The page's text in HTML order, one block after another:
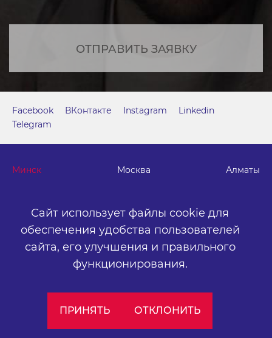
ОТПРАВИТЬ ЗАЯВКУ
Сайт использует файлы cookie для
обеспечения удобства пользователей
сайта, его улучшения и правильного
функционирования.
ПРИНЯТЬ ОТКЛОНИТЬ
Минск Москва Алматы
г. Минск, м. "Парк Челюскинцев", бизнес-центр "Time"
ул. Толбухина, 2, эт. 5. ООО «Артокс Медиа», УНП
191445164
+375 (17) 388-72-73
info@artox-media.by
Публичный договор
Facebook ВКонтакте Instagram
Linkedin
Telegram